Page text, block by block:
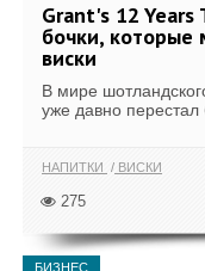
Grant's 12 Years
бочки, которые
виски
В мире
уже давно перестал
НАПИТКИ ВИСКИ
275
БИЗНЕС